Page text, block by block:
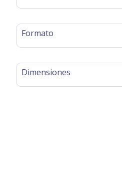
Formato
Dimensiones